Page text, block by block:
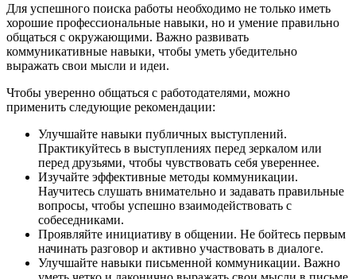
Для успешного поиска работы необходимо не только иметь
хорошие профессиональные навыки, но и умение правильно
общаться с окружающими. Важно развивать
коммуникативные навыки, чтобы уметь убедительно
выражать свои мысли и идеи.
Чтобы уверенно общаться с работодателями, можно
применить следующие рекомендации:
Улучшайте навыки публичных выступлений.
Практикуйтесь в выступлениях перед зеркалом или
перед друзьями, чтобы чувствовать себя увереннее.
Изучайте эффективные методы коммуникации.
Научитесь слушать внимательно и задавать правильные
вопросы, чтобы успешно взаимодействовать с
собеседниками.
Проявляйте инициативу в общении. Не бойтесь первым
начинать разговор и активно участвовать в диалоге.
Улучшайте навыки письменной коммуникации. Важно